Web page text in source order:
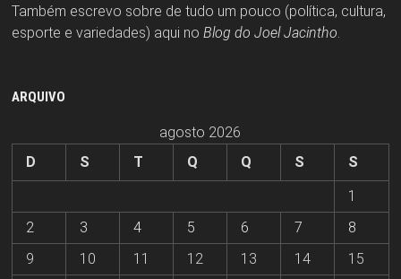
Também escrevo sobre de tudo um pouco (política, cultura,
esporte e variedades) aqui no Blog do Joel Jacintho
ARQUIVO
agosto 2026
D
S T Q Q S
S
1
2
3 4 5 6 7
8
9
10 11 12 13 14 15